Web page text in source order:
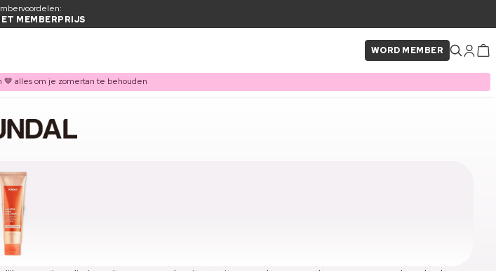
MEMBERPRIJS
WORD MEMBER
🤎 alles om je zomertan te behouden